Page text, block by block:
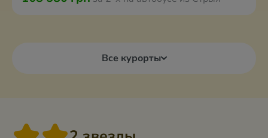
Все курорты